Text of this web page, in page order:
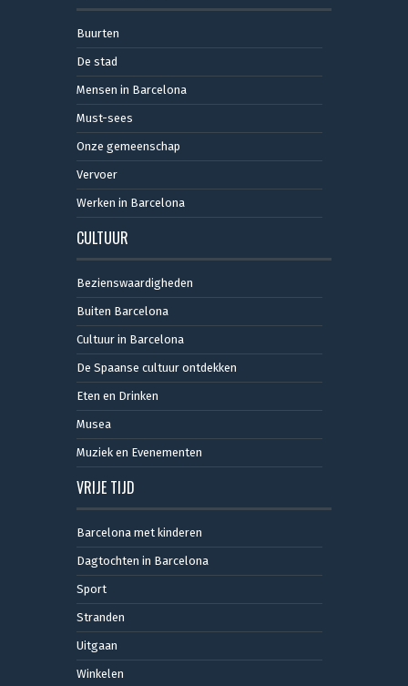
Buurten
De stad
Mensen in Barcelona
Must-sees
Onze gemeenschap
Vervoer
Werken in Barcelona
CULTUUR
Bezienswaardigheden
Buiten Barcelona
Cultuur in Barcelona
De Spaanse cultuur ontdekken
Eten en Drinken
Musea
Muziek en Evenementen
VRIJE TIJD
Barcelona met kinderen
Dagtochten in Barcelona
Sport
Stranden
Uitgaan
Winkelen